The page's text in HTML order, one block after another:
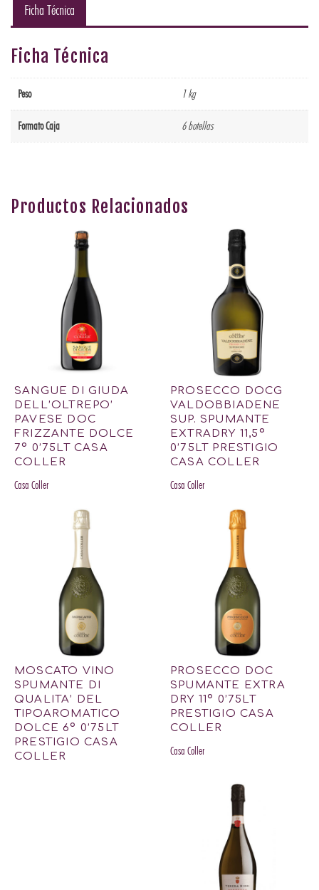
Ficha Técnica
Ficha Técnica
Peso 1 kg
Formato Caja 6 botellas
Productos Relacionados
SANGUE DI GIUDA
DELL’OLTREPO’
PAVESE DOC
FRIZZANTE DOLCE
7º 0’75LT CASA
COLLER
Casa Coller
PROSECCO DOCG
VALDOBBIADENE
SUP. SPUMANTE
EXTRADRY 11,5º
0’75LT PRESTIGIO
CASA COLLER
Casa Coller
MOSCATO VINO
SPUMANTE DI
QUALITA’ DEL
TIPOAROMATICO
DOLCE 6º 0’75LT
PRESTIGIO CASA
COLLER
PROSECCO DOC
SPUMANTE EXTRA
DRY 11º 0’75LT
PRESTIGIO CASA
COLLER
Casa Coller